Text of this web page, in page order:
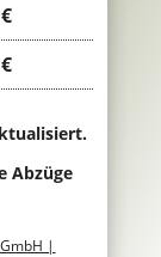
Abzüge
|